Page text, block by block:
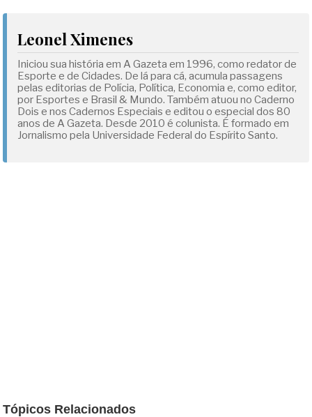
Leonel Ximenes
Iniciou sua história em A Gazeta em 1996, como redator de
Esporte e de Cidades. De lá para cá, acumula passagens
pelas editorias de Polícia, Política, Economia e, como editor,
por Esportes e Brasil & Mundo. Também atuou no Caderno
Dois e nos Cadernos Especiais e editou o especial dos 80
anos de A Gazeta. Desde 2010 é colunista. É formado em
Jornalismo pela Universidade Federal do Espírito Santo.
Tópicos Relacionados